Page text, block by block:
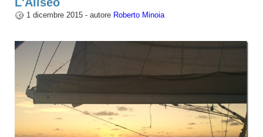
1 dicembre 2015 - autore Roberto Minoia